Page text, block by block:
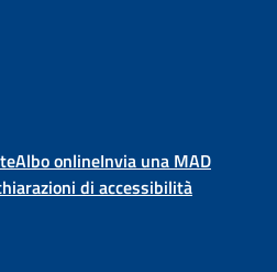
Albo onlineInvia una MAD
di accessibilità